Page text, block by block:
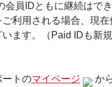
員IDともに継続はでき
利用される場合、現
ます。（Paid IDも新規
トのマイページ
か